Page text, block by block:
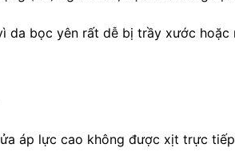
da bọc yên rất dễ bị trầy xước hoặc
áp lực cao không được xịt trực